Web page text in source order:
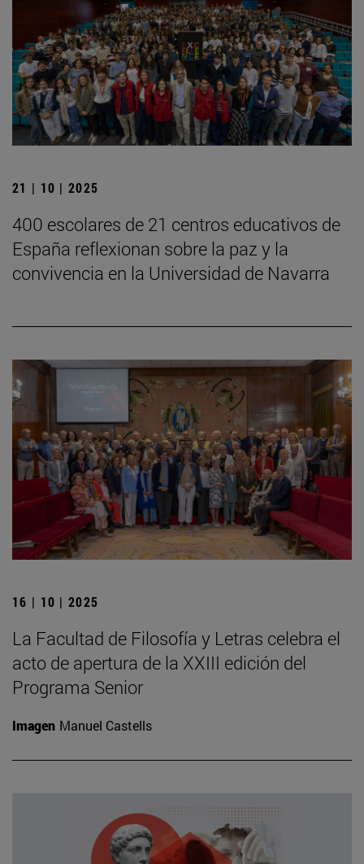
21 | 10 | 2025
400 escolares de 21 centros educativos de
España reflexionan sobre la paz y la
convivencia en la Universidad de Navarra
16 | 10 | 2025
La Facultad de Filosofía y Letras celebra el
acto de apertura de la XXIII edición del
Programa Senior
Imagen Manuel Castells